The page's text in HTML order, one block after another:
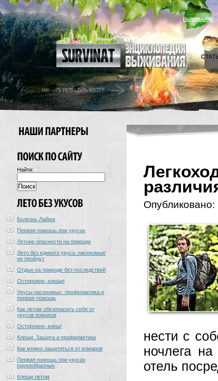
ВЫЖИВАНИЕ
Найти:
Болезнь Лайма
Первая помощь при укусах
Летние опасности на природе
Лето без единого укуса: насекомые
не пройдут
Отдых на природе без последствий
Осторожно, клещи!
Укусы насекомых: профилактика и
первая помощь
Как летом обезопасить себя от
укусов комаров
Осторожно, клещ!
Клещи. Защита и профилактика
Как можно защититься от комаров
Первая помощь при укусах
паукообразных
Клещи летом
Опубликовано:
нести с
ночлега
отель